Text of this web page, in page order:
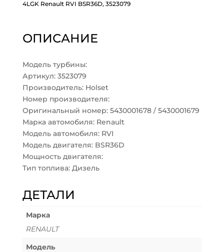
4LGK Renault RVI BSR36D, 3523079
ОПИСАНИЕ
Модель турбины:
Артикул: 3523079
Производитель: Holset
Номер производителя:
Оригинальный номер: 5430001678 / 5430001679
Марка автомобиля: Renault
Модель автомобиля: RVI
Модель двигателя: BSR36D
Мощность двигателя:
Тип топлива: Дизель
ДЕТАЛИ
Марка
RENAULT
Модель